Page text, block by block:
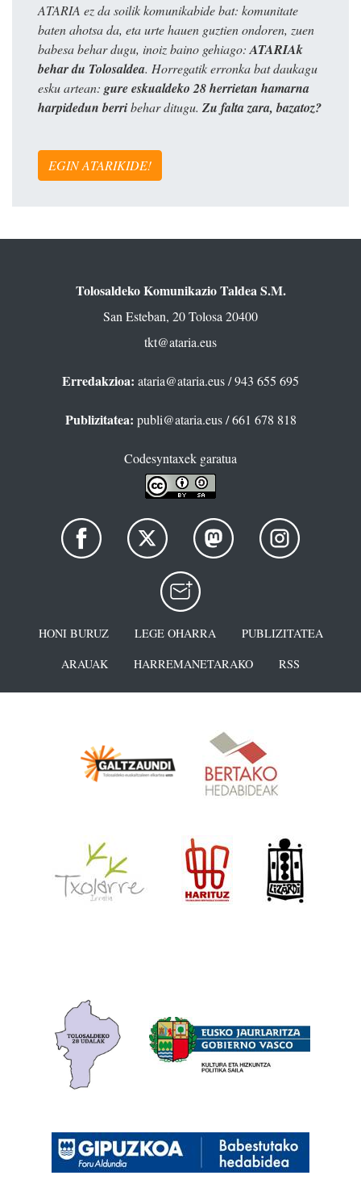
ATARIA ez da soilik komunikabide bat: komunitate
baten ahotsa da, eta urte hauen guztien ondoren, zuen
babesa behar dugu, inoiz baino gehiago: ATARIAk
behar du Tolosaldea. Horregatik erronka bat daukagu
esku artean: gure eskualdeko 28 herrietan hamarna
harpidedun berribehar ditugu. Zu falta zara, bazatoz?
EGIN ATARIKIDE!
Tolosaldeko Komunikazio Taldea S.M.
San Esteban, 20 Tolosa 20400
tkt@ataria.eus
Erredakzioa: ataria@ataria.eus/ 943 655 695
Publizitatea: publi@ataria.eus/ 661 678 818
Codesyntaxek garatua
HONI BURUZ LEGE OHARRA
PUBLIZITATEA
ARAUAK
HARREMANETARAKO RSS